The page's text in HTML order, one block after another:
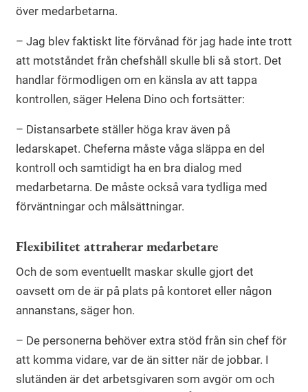
över medarbetarna.
– Jag blev faktiskt lite förvånad för jag hade inte trott
att motståndet från chefshåll skulle bli så stort. Det
handlar förmodligen om en känsla av att tappa
kontrollen, säger Helena Dino och fortsätter:
– Distansarbete ställer höga krav även på
ledarskapet. Cheferna måste våga släppa en del
kontroll och samtidigt ha en bra dialog med
medarbetarna. De måste också vara tydliga med
förväntningar och målsättningar.
Flexibilitet attraherar medarbetare
Och de som eventuellt maskar skulle gjort det
oavsett om de är på plats på kontoret eller någon
annanstans, säger hon.
– De personerna behöver extra stöd från sin chef för
att komma vidare, var de än sitter när de jobbar. I
slutänden är det arbetsgivaren som avgör om och